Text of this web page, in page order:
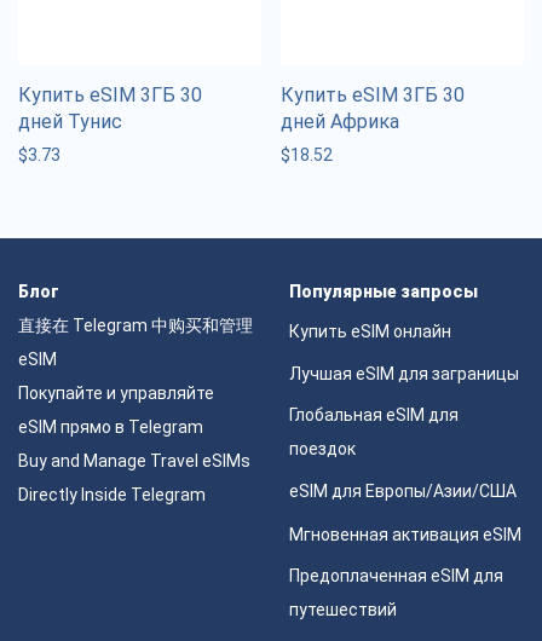
Купить eSIM 3ГБ 30
дней Тунис
$3.73
Купить eSIM 3ГБ 30
дней Африка
$18.52
Блог
直接在 Telegram 中购买和管理
eSIM
Покупайте и управляйте
eSIM прямо в Telegram
Buy and Manage Travel eSIMs
Directly Inside Telegram
Популярные запросы
Купить eSIM онлайн
Лучшая eSIM для заграницы
Глобальная eSIM для
поездок
eSIM для Европы/Азии/США
Мгновенная активация eSIM
Предоплаченная eSIM для
путешествий